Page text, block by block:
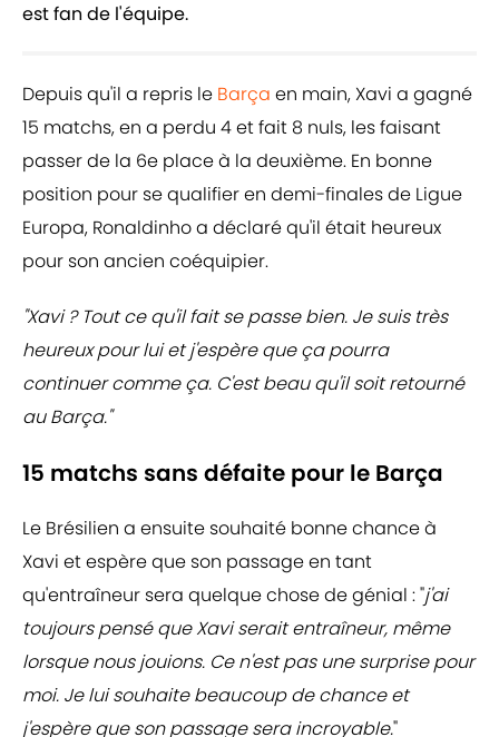
est fan de l'équipe.
Depuis qu'il a repris le Barça en main, Xavi a gagné
15 matchs, en a perdu 4 et fait 8 nuls, les faisant
passer de la 6e place à la deuxième. En bonne
position pour se qualifier en demi-finales de Ligue
Europa, Ronaldinho a déclaré qu'il était heureux
pour son ancien coéquipier.
"Xavi ? Tout ce qu'il fait se passe bien. Je suis très
heureux pour lui et j'espère que ça pourra
continuer comme ça. C'est beau qu'il soit retourné
au Barça."
15 matchs sans défaite pour le Barça
Le Brésilien a ensuite souhaité bonne chance à
Xavi et espère que son passage en tant
qu'entraîneur sera quelque chose de génial : "j'ai
toujours pensé que Xavi serait entraîneur, même
lorsque nous jouions. Ce n'est pas une surprise pour
moi. Je lui souhaite beaucoup de chance et
j'espère que son passage sera incroyable."